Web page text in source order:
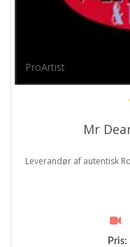
ProArtist
Mr
Leverandør af autentisk
Pris: